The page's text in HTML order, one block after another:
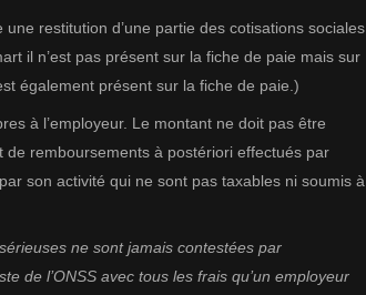
une restitution d’une partie des cotisations sociales
il n’est pas présent sur la fiche de paie mais sur
également présent sur la fiche de paie.)
à l’employeur. Le montant ne doit pas être
de remboursements à postériori effectués par
son activité qui ne sont pas taxables ni soumis à
ne sont jamais contestées par
de l’ONSS avec tous les frais qu’un employeur